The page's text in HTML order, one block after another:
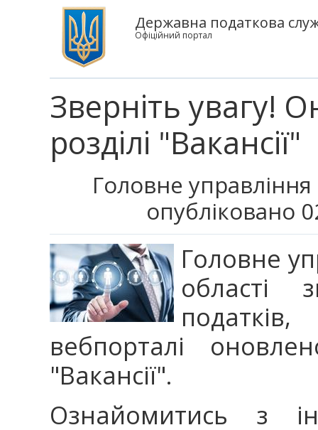
Державна податкова
Офіційний портал
Зверніть увагу!
розділі "Вакансії"
Головне управління
опубліковано
Головне
області
вебпорталі
"Вакансії".
Ознайомитись з